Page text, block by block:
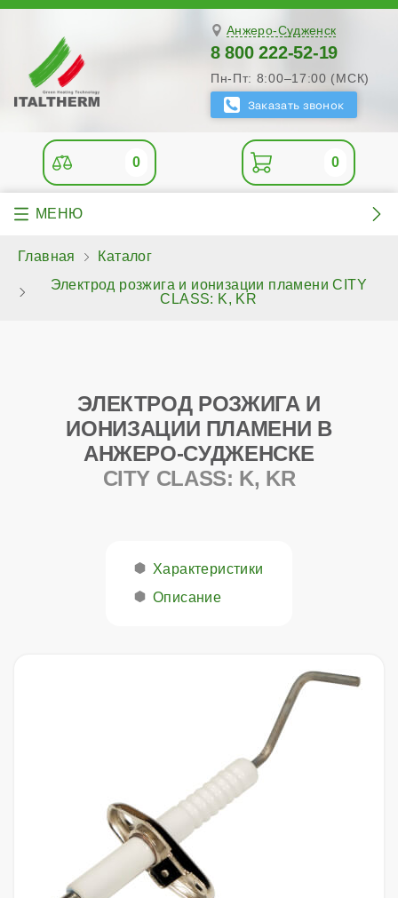
Анжеро-Судженск
8 800 222-52-19
Пн-Пт: 8:00–17:00 (МСК)
0 0
Главная
Каталог
Электрод розжига и ионизации пламени CITY
CLASS: K, KR
ЭЛЕКТРОД РОЗЖИГА И
ИОНИЗАЦИИ ПЛАМЕНИ В
АНЖЕРО-СУДЖЕНСКЕ
CITY CLASS: K, KR
Характеристики
Описание